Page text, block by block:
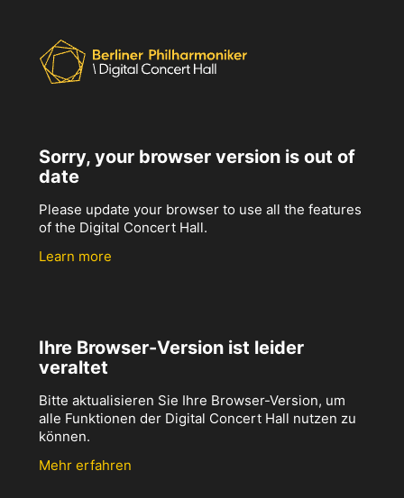
Sorry, your browser version is out of
date
Please update your browser to use all the features
of the Digital Concert Hall.
Learn more
Ihre Browser-Version ist leider
veraltet
Bitte aktualisieren Sie Ihre Browser-Version, um
alle Funktionen der Digital Concert Hall nutzen zu
können.
Mehr erfahren